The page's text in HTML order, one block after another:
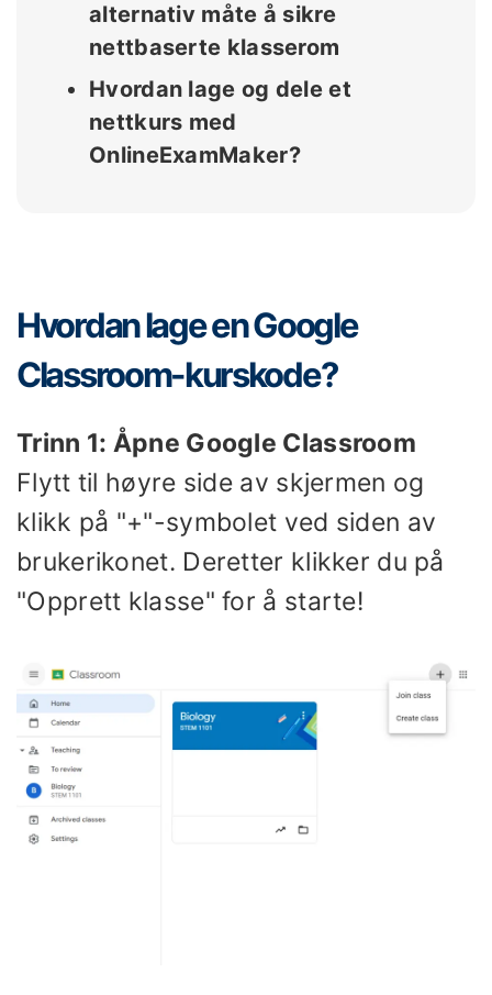
alternativ måte å sikre
nettbaserte klasserom
Hvordan lage og dele et
nettkurs med
OnlineExamMaker?
Hvordan lage en Google
Classroom-kurskode?
Trinn 1: Åpne Google Classroom
Flytt til høyre side av skjermen og
klikk på "+"-symbolet ved siden av
brukerikonet. Deretter klikker du på
"Opprett klasse" for å starte!